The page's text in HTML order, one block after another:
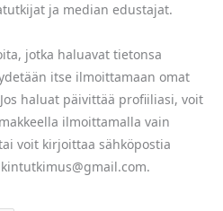
ja median edustajat.
jotka haluavat tietonsa
itse ilmoittamaan omat
haluat päivittää profiiliasi, voit
ilmoittamalla vain
voit kirjoittaa sähköpostia